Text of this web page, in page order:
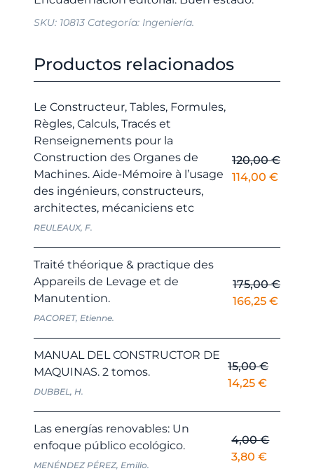
SKU: 10813 Categoría: Ingeniería.
Productos relacionados
Le Constructeur, Tables, Formules,
Règles, Calculs, Tracés et
Renseignements pour la
Construction des Organes de
Machines. Aide-Mémoire à l’usage
des ingénieurs, constructeurs,
architectes, mécaniciens etc
REULEAUX, F.
120,00€
El
114,00 €
Traité théorique & practique des
Appareils de Levage et de
Manutention.
PACORET, Etienne.
175,00€
El
175,00 €.
166,25 €
MANUAL DEL CONSTRUCTOR DE
MAQUINAS. 2 tomos.
DUBBEL, H.
15,00€
El
original
era:
15,00 €.
14,25€
actual
es:
Las energías renovables: Un
enfoque público ecológico.
MENÉNDEZ PÉREZ, Emilio.
4,00€
El
3,80€